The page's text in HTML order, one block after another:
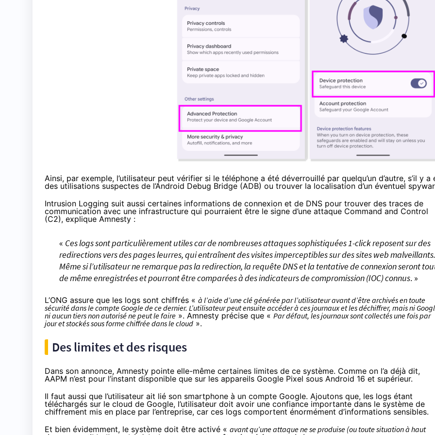
Ainsi, par exemple, l’utilisateur peut vérifier si le téléphone a été déverrouillé par quelqu’un d’autre, s’il y a
des utilisations suspectes de l’Android Debug Bridge (ADB) ou trouver la localisation d’un éventuel
Intrusion Logging suit aussi certaines informations de connexion et de DNS pour trouver des traces de
communication avec une infrastructure qui pourraient être le signe d’une attaque Command and Control
(C2), explique Amnesty :
« Ces logs sont particulièrement utiles car de nombreuses attaques sophistiquées 1-click reposent sur des
redirections vers des pages leurres, qui entraînent des visites imperceptibles sur des sites web malveillants.
Même si l’utilisateur ne remarque pas la redirection, la requête DNS et la tentative de connexion seront
de même enregistrées et pourront être comparées à des indicateurs de compromission (IOC) connus. »
L’ONG assure que les logs sont chiffrés « à l’aide d’une clé générée par l’utilisateur avant d’être archivés en toute
sécurité dans le compte Google de ce dernier. L’utilisateur peut ensuite accéder à ces journaux et les déchiffrer, mais ni
ni aucun tiers non autorisé ne peut le faire ». Amnesty précise que « Par défaut, les journaux sont collectés une fois par
jour et stockés sous forme chiffrée dans le cloud ».
Des limites et des risques
Dans son annonce, Amnesty pointe elle-même certaines limites de ce système. Comme on l’a déjà dit,
AAPM n’est pour l’instant disponible que sur les appareils Google Pixel sous Android 16 et supérieur.
Il faut aussi que l’utilisateur ait lié son smartphone à un compte Google. Ajoutons que, les logs étant
téléchargés sur le cloud de Google, l’utilisateur doit avoir une confiance importante dans le système de
chiffrement mis en place par l’entreprise, car ces logs comportent énormément d’informations sensibles.
Et bien évidemment, le système doit être activé « avant qu’une attaque ne se produise (ou toute situation à haut